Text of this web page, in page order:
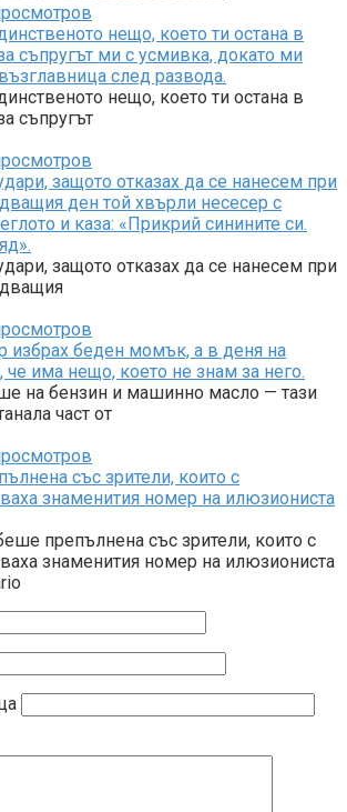
нещо, което ти остана в
съпругът ми с усмивка, докато ми
след развода.
нещо, което ти остана в
съпругът
защото отказах да се нанесем при
ден той хвърли несесер с
и каза: «Прикрий синините си.
защото отказах да се нанесем при
избрах беден момък, а в деня на
че има нещо, което не знам за него.
на бензин и машинно масло — тази
част от
със зрители, които с
знаменития номер на илюзиониста
препълнена със зрители, които с
знаменития номер на илюзиониста